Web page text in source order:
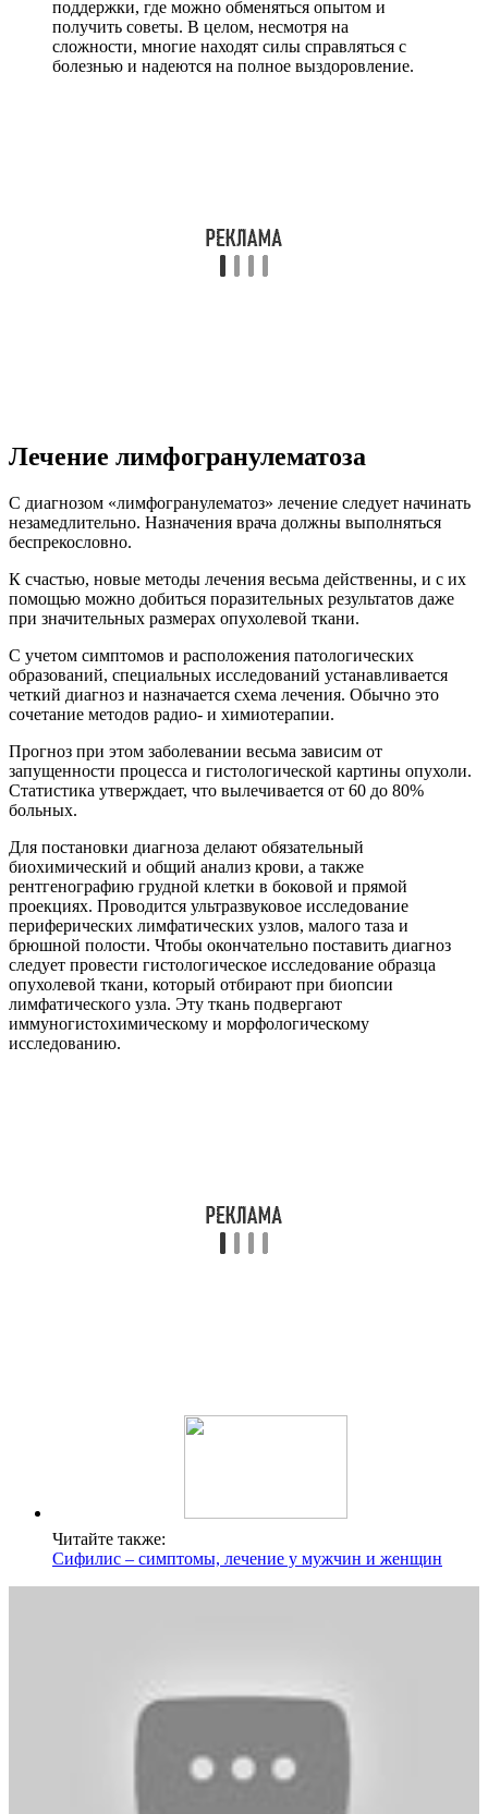
поддержки, где можно обменяться опытом и
получить советы. В целом, несмотря на
сложности, многие находят силы справляться с
болезнью и надеются на полное выздоровление.
Лечение лимфогранулематоза
С диагнозом «лимфогранулематоз» лечение следует начинать
незамедлительно. Назначения врача должны выполняться
беспрекословно.
К счастью, новые методы лечения весьма действенны, и с их
помощью можно добиться поразительных результатов даже
при значительных размерах опухолевой ткани.
С учетом симптомов и расположения патологических
образований, специальных исследований устанавливается
четкий диагноз и назначается схема лечения. Обычно это
сочетание методов радио- и химиотерапии.
Прогноз при этом заболевании весьма зависим от
запущенности процесса и гистологической картины опухоли.
Статистика утверждает, что вылечивается от 60 до 80%
больных.
Для постановки диагноза делают обязательный
биохимический и общий анализ крови, а также
рентгенографию грудной клетки в боковой и прямой
проекциях. Проводится ультразвуковое исследование
периферических лимфатических узлов, малого таза и
брюшной полости. Чтобы окончательно поставить диагноз
следует провести гистологическое исследование образца
опухолевой ткани, который отбирают при биопсии
лимфатического узла. Эту ткань подвергают
иммуногистохимическому и морфологическому
исследованию.
Читайте также:
Сифилис – симптомы, лечение у мужчин и женщин